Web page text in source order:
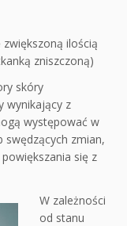
zwiększoną ilością
zniszczoną)
skóry
wynikający z
występować w
swędzących zmian,
się z
W zależności
od stanu